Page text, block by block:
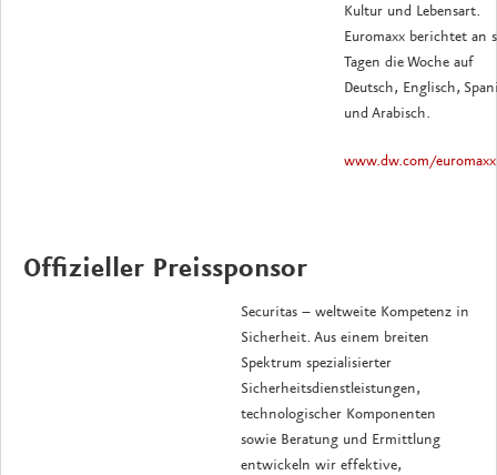
Kultur und Lebensart.
Euromaxx berichtet an
Tagen die Woche auf
Deutsch, Englisch,
und Arabisch.
www.dw.com/euromaxx
Offizieller Preissponsor
Securitas – weltweite Kompetenz in
Sicherheit. Aus einem breiten
Spektrum spezialisierter
Sicherheitsdienstleistungen,
technologischer Komponenten
sowie Beratung und Ermittlung
entwickeln wir effektive,